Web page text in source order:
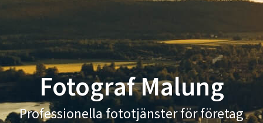
Fotograf Malung
Professionella fototjänster för företag